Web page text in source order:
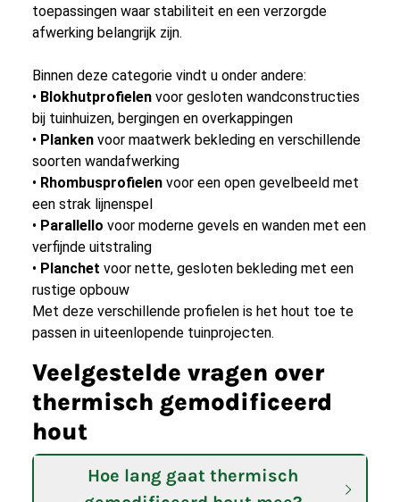
toepassingen waar stabiliteit en een verzorgde
afwerking belangrijk zijn.
Binnen deze categorie vindt u onder andere:
• Blokhutprofielen voor gesloten wandconstructies
bij tuinhuizen, bergingen en overkappingen
• Planken voor maatwerk bekleding en verschillende
soorten wandafwerking
• Rhombusprofielen voor een open gevelbeeld met
een strak lijnenspel
• Parallello voor moderne gevels en wanden met een
verfijnde uitstraling
• Planchet voor nette, gesloten bekleding met een
rustige opbouw
Met deze verschillende profielen is het hout toe te
passen in uiteenlopende tuinprojecten.
Veelgestelde vragen over
thermisch gemodificeerd
hout
Hoe lang gaat thermisch